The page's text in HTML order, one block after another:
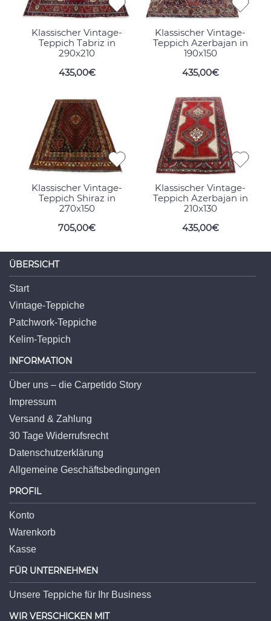
Klassischer Vintage-
Teppich Tabriz in
290x210
435,00€
Klassischer Vintage-
Teppich Azerbajan in
190x150
435,00€
Klassischer Vintage-
Teppich Shiraz in
270x150
705,00€
Klassischer Vintage-
Teppich Azerbajan in
210x130
435,00€
ÜBERSICHT
Start
Vintage-Teppiche
Patchwork-Teppiche
Kelim-Teppich
INFORMATION
Über uns – die Carpetido Story
Impressum
Versand & Zahlung
30 Tage Widerrufsrecht
Datenschutzerklärung
Allgemeine Geschäftsbedingungen
PROFIL
Konto
Warenkorb
Kasse
FÜR UNTERNEHMEN
Unsere Teppiche für Ihr Business
WIR VERSCHICKEN MIT